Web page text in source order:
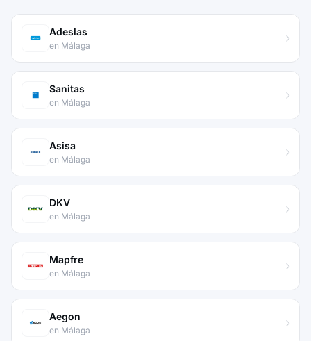
Adeslas
en Málaga
Sanitas
en Málaga
Asisa
en Málaga
DKV
en Málaga
Mapfre
en Málaga
Aegon
en Málaga